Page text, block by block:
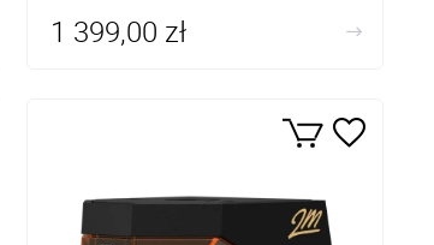
1 399,00 zł